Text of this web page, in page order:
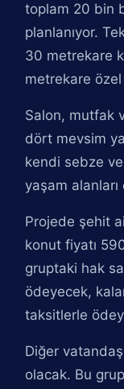
toplam 20 bin
planlanıyor.
30 metrekare
metrekare
Salon, mutfak
dört mevsim
kendi sebze
yaşam
Projede şehit
konut fiyatı
gruptaki hak
ödeyecek,
taksitlerle
Diğer
olacak. Bu